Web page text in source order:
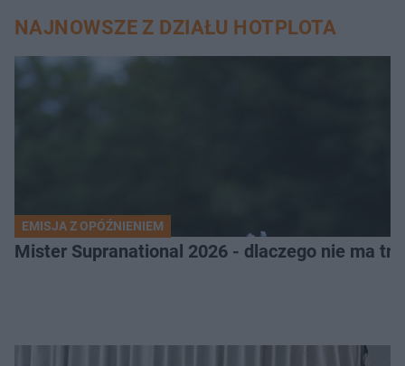
NAJNOWSZE Z DZIAŁU HOTPLOTA
EMISJA Z OPÓŹNIENIEM
Mister Supranational 2026 - dlaczego nie ma